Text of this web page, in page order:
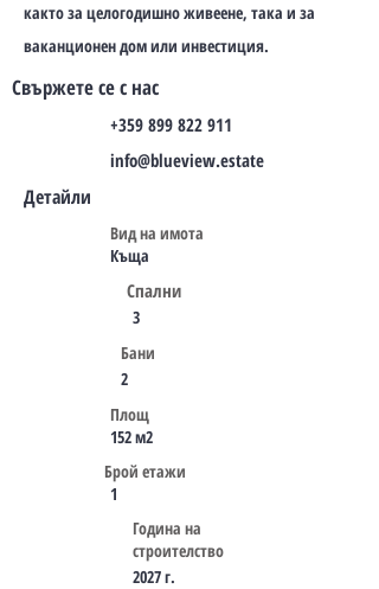
както за целогодишно живеене, така и за
ваканционен дом или инвестиция.
Свържете се с нас
+359 899 822 911
info@blueview.estate
Детайли
Вид на имота
Къща
Спални
3
Бани
2
Площ
152 м2
Брой етажи
1
Година на
строителство
2027 г.